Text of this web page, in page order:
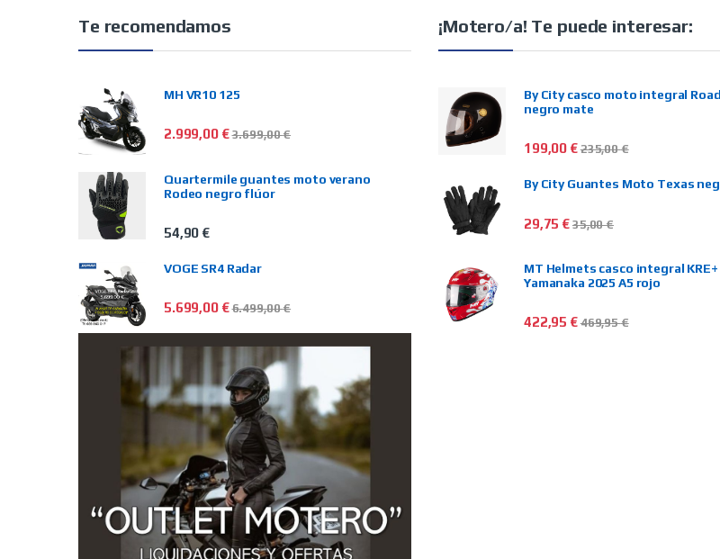
Te recomendamos
MH VR10 125
2.999,00 €3.699,00€
Quartermile guantes moto verano
Rodeo negro flúor
54,90 €
VOGE SR4 Radar
5.699,00 €6.499,00€
¡Motero/a! Te puede interesar:
By City casco moto integral
negro mate
199,00 €235,00€
By City Guantes Moto Texas
29,75 € 35,00€
MT Helmets casco integral KRE+
Yamanaka 2025 A5 rojo
422,95 €469,95€